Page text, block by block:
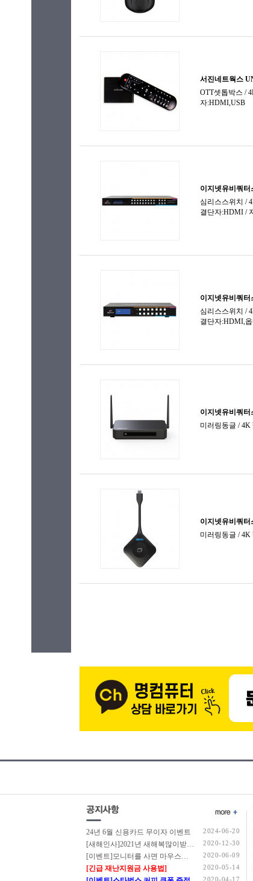
24년 6월 신용카드 무이자 이벤트 2024-06-20
[새해인사]2021년 새해복많이받으세요. 2020-12-30
[이벤트]모니터를 사면 마우스를 드립니다. 2020-06-09
[긴급 재난지원금 사용법] 2020-05-14
2020-04-17